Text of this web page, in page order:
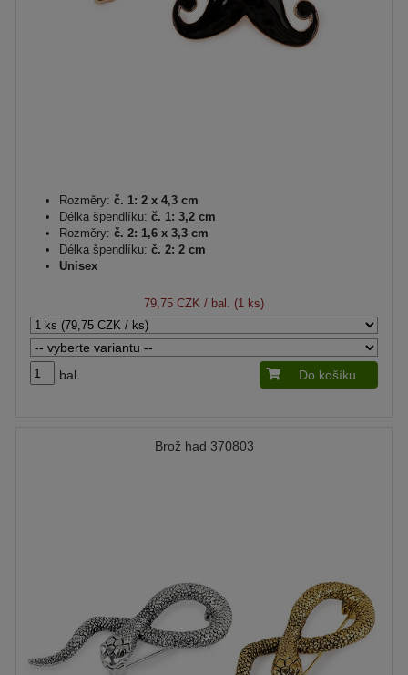
Rozměry: č. 1: 2 x 4,3 cm
Délka špendlíku: č. 1: 3,2 cm
Rozměry: č. 2: 1,6 x 3,3 cm
Délka špendlíku: č. 2: 2 cm
Unisex
79,75 CZK / bal. (1 ks)
bal. Do košíku
Brož had 370803